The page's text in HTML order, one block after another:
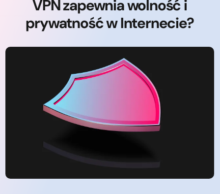
VPN zapewnia wolność i
prywatność w Internecie?